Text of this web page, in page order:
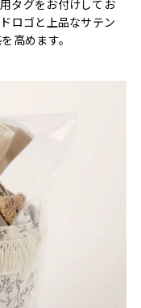
タグをお付けしてお
ロゴと上品なサテン
高めます。